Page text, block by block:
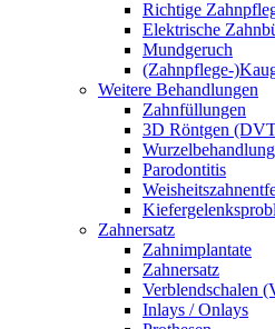
Richtige
Elektrische
Mundgeruch
(Zahnpflege-
Weitere Behandlungen
Zahnfüllungen
3D Röntgen
Wurzelbehandlung
Parodontitis
Zahnersatz
Zahnimplantate
Zahnersatz
Verblendschalen
Inlays / Onlays